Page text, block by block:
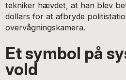
tekniker hævdet, at han blev
dollars for at afbryde
overvågningskamera.
Et symbol på
vold